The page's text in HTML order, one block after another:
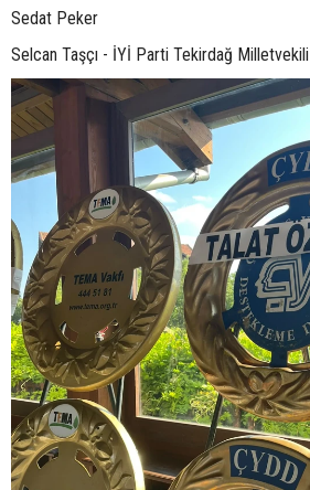
Sedat Peker
Selcan Taşçı - İYİ Parti Tekirdağ Milletvekili